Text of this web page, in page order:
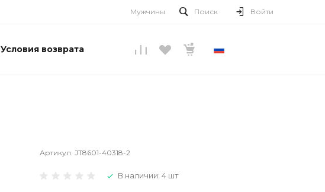
Мужчины Поиск Войти
Условия возврата
Артикул: JT8601-40318-2
В наличии: 4 шт